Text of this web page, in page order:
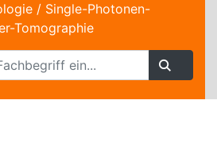
/ Single-Photonen-
Tomographie